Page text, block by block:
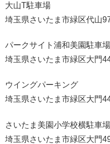
大山T駐車場
埼玉県さいたま市緑区代山
パークサイト浦和美園駐車場
埼玉県さいたま市緑区大門
ウイングパーキング
埼玉県さいたま市緑区大門
さいたま美園小学校横駐車場
埼玉県さいたま市緑区大門